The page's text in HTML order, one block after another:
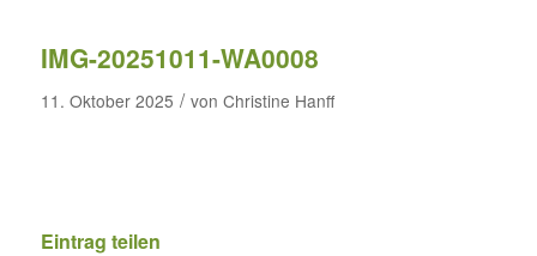
IMG-20251011-WA0008
11. Oktober 2025 / von Christine Hanff
Eintrag teilen